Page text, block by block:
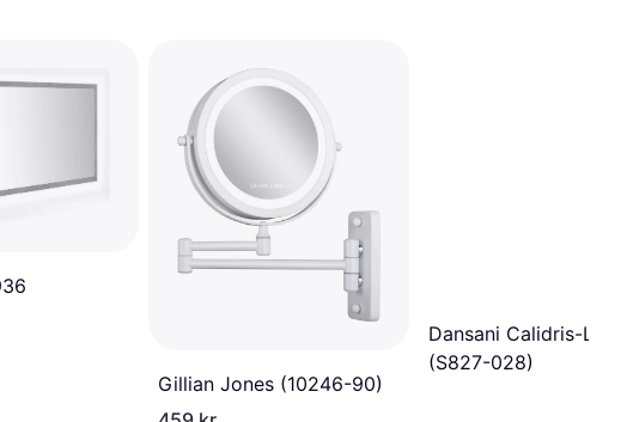
Gillian Jones (10246-90)
Dansani Calidris-
(S827-028)